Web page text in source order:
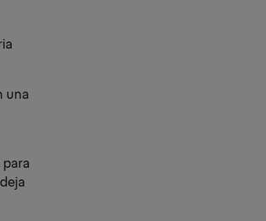
una